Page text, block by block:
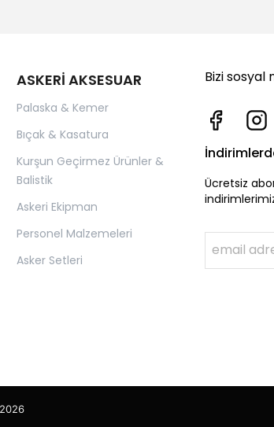
ASKERİ AKSESUAR
Palaska & Kemer
Bıçak & Kasatura
Kurşun Geçirmez Ürünler &
Balistik
Askeri Ekipman
Personel Malzemeleri
Asker Setleri
Bizi sosyal
Ücretsiz